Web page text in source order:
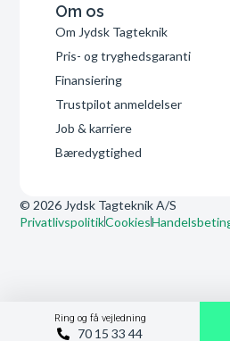
Om os
Om Jydsk Tagteknik
Pris- og tryghedsgaranti
Finansiering
Trustpilot anmeldelser
Job & karriere
Bæredygtighed
© 2026 Jydsk Tagteknik A/S
PrivatlivspolitikCookies
Ring og få vejledning
70 15 33 44